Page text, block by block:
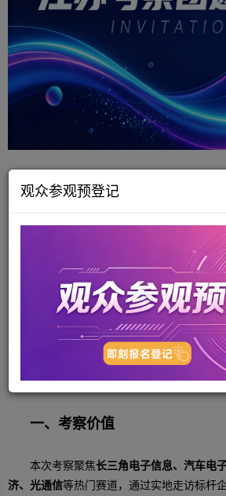
活动前言
华东地区是国内电子信息产业核心集聚
场体量庞大、发展动能强劲，是电子企业拓
布局的核心区域。为精准服务“深圳国际半
（ES SHOW）暨深圳国际未来电子产业展览
价值、打通供需对接壁垒、补齐展会后供应
力参展企业从展馆交易走向长效产业合作，
展专项产业考察活动，并专属举办ES
建跨区域精准对接、资源互通、合作共赢的
函告如下：
一、考察价值
本次考察聚焦长三角电子信息、汽车电
济、光通信等热门赛道，通过实地走访标杆
观众参观预登记